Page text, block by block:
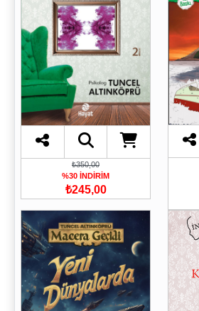
₺350,00
%30 İNDİRİM
₺245,00